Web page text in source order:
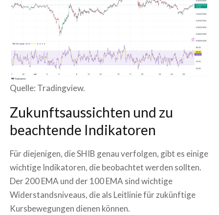
Quelle: Tradingview.
Zukunftsaussichten und zu
beachtende Indikatoren
Für diejenigen, die SHIB genau verfolgen, gibt es einige
wichtige Indikatoren, die beobachtet werden sollten.
Der 200 EMA und der 100 EMA sind wichtige
Widerstandsniveaus, die als Leitlinie für zukünftige
Kursbewegungen dienen können.